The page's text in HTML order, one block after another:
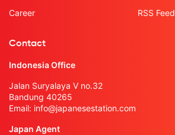
Career
RSS Feed
Contact
Indonesia Office
Jalan Suryalaya V no.32
Bandung 40265
Email: info@japanesestation.com
Japan Agent